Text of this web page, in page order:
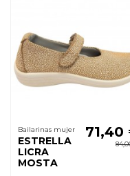
Bailarinas mujer
ESTRELLA
LICRA
MOSTA
71,40